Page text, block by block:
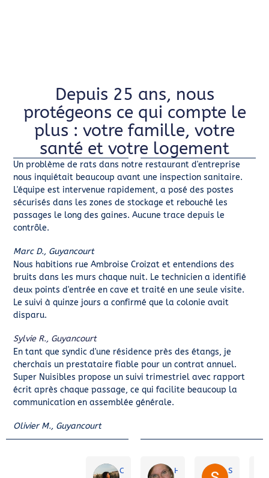
Depuis 25 ans, nous
protégeons ce qui compte le
plus : votre famille, votre
santé et votre logement
Un problème de rats dans notre restaurant d'entreprise
nous inquiétait beaucoup avant une inspection sanitaire.
L'équipe est intervenue rapidement, a posé des postes
sécurisés dans les zones de stockage et rebouché les
passages le long des gaines. Aucune trace depuis le
contrôle.
Marc D., Guyancourt
Nous habitions rue Ambroise Croizat et entendions des
bruits dans les murs chaque nuit. Le technicien a identifié
deux points d'entrée en cave et traité en une seule visite.
Le suivi à quinze jours a confirmé que la colonie avait
disparu.
Sylvie R., Guyancourt
En tant que syndic d'une résidence près des étangs, je
cherchais un prestataire fiable pour un contrat annuel.
Super Nuisibles propose un suivi trimestriel avec rapport
écrit après chaque passage, ce qui facilite beaucoup la
communication en assemblée générale.
Olivier M., Guyancourt
Candise Hélène Messager